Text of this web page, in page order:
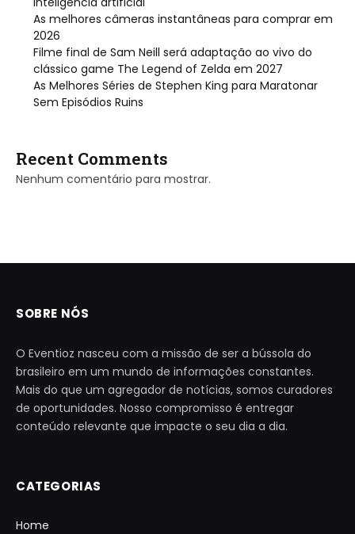
As melhores câmeras instantâneas para comprar em
2026
Filme final de Sam Neill será adaptação ao vivo do
clássico game The Legend of Zelda em 2027
As Melhores Séries de Stephen King para Maratonar
Sem Episódios Ruins
Recent Comments
Nenhum comentário para mostrar.
SOBRE NÓS
O Eventioz nasceu com a missão de ser a bússola do
brasileiro em um mundo de informações constantes.
Mais do que um agregador de notícias, somos curadores
de oportunidades. Nosso compromisso é entregar
conteúdo relevante que impacte o seu dia a dia.
CATEGORIAS
Home